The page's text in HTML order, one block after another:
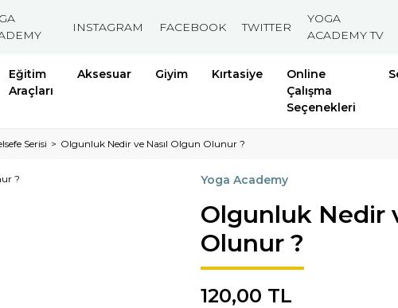
INSTAGRAM FACEBOOK TWITTER
YOGA
ACADEMY TV
Eğitim
Araçları
Aksesuar Giyim Kırtasiye
Online
Çalışma
Seçenekleri
Serisi Olgunluk Nedir ve Nasıl Olgun Olunur ?
Yoga Academy
Olgunluk Nedir
Olunur ?
120,00 TL